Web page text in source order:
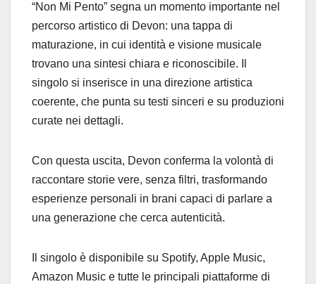
“Non Mi Pento” segna un momento importante nel
percorso artistico di Devon: una tappa di
maturazione, in cui identità e visione musicale
trovano una sintesi chiara e riconoscibile. Il
singolo si inserisce in una direzione artistica
coerente, che punta su testi sinceri e su produzioni
curate nei dettagli.
Con questa uscita, Devon conferma la volontà di
raccontare storie vere, senza filtri, trasformando
esperienze personali in brani capaci di parlare a
una generazione che cerca autenticità.
Il singolo è disponibile su Spotify, Apple Music,
Amazon Music e tutte le principali piattaforme di